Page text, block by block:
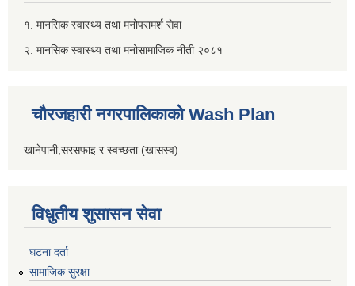
१. मानसिक स्वास्थ्य तथा मनोपरामर्श सेवा
२. मानसिक स्वास्थ्य तथा मनोसामाजिक नीती २०८१
चौरजहारी नगरपालिकाको Wash Plan
खानेपानी,सरसफाइ र स्वच्छता (खासस्व)
विधुतीय शुसासन सेवा
घटना दर्ता
सामाजिक सुरक्षा